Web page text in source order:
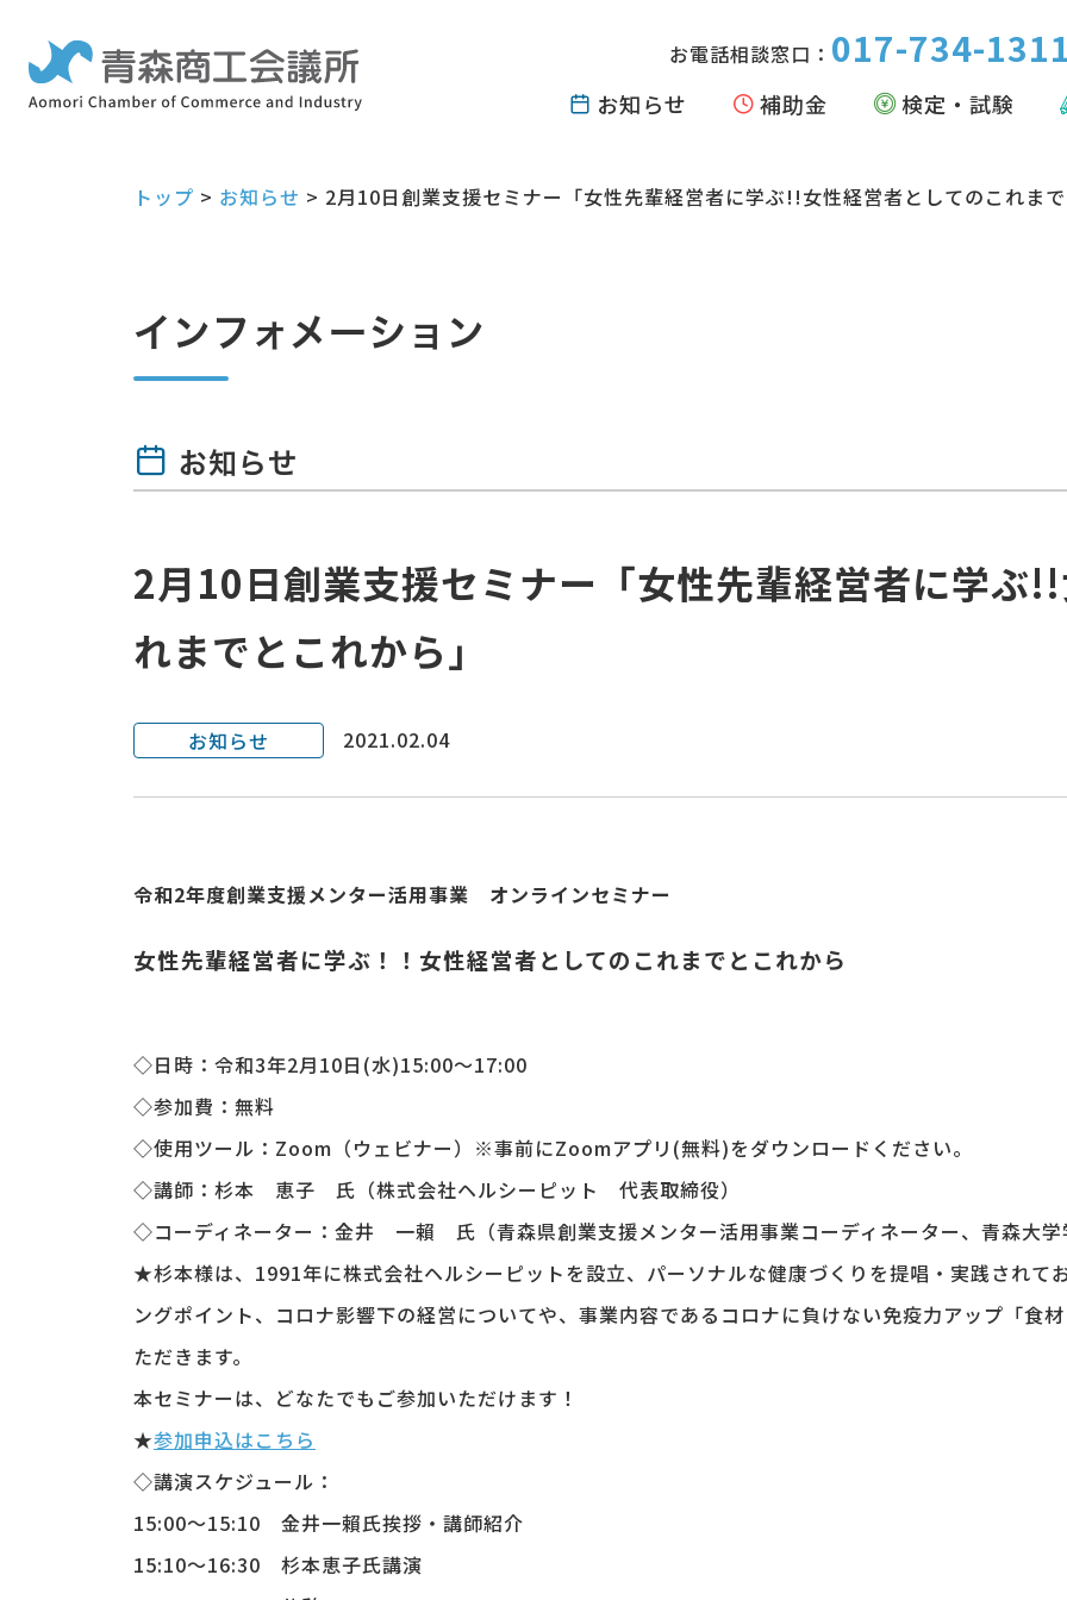
お電話相談窓口： 017-734-
お知らせ 補助金 検定・試験
トップ > お知らせ > 2月10日創業支援セミナー「女性先輩経営者に学ぶ!!女性経営者としてのこれま
インフォメーション
お知らせ
2月10日創業支援セミナー「女性先輩経営者に学ぶ
れまでとこれから」
お知らせ 2021.02.04
令和2年度創業支援メンター活用事業 オンラインセミナー
女性先輩経営者に学ぶ！！女性経営者としてのこれまでとこれから
◇日時：令和3年2月10日(水)15:00～17:00
◇参加費：無料
◇使用ツール：Zoom（ウェビナー）※事前にZoomアプリ(無料)をダウンロードください。
◇講師：杉本 恵子 氏（株式会社ヘルシーピット 代表取締役）
◇コーディネーター：金井 一賴 氏（青森県創業支援メンター活用事業コーディネーター、青森大学
★杉本様は、1991年に株式会社ヘルシーピットを設立、パーソナルな健康づくりを提唱・実践されて
ングポイント、コロナ影響下の経営についてや、事業内容であるコロナに負けない免疫力アップ「食
ただきます。
本セミナーは、どなたでもご参加いただけます！
★参加申込はこちら
◇講演スケジュール：
15:00～15:10 金井一賴氏挨拶・講師紹介
15:10～16:30 杉本恵子氏講演